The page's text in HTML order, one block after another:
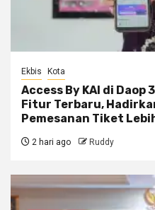
Ekbis Kota
Access By KAI di Daop
Fitur Terbaru,
Pemesanan Tiket
2 hari ago Ruddy